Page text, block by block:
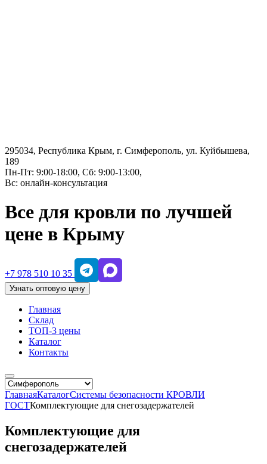
295034, Республика Крым, г. Симферополь, ул. Куйбышева,
189
Пн-Пт: 9:00-18:00, Сб: 9:00-13:00,
Вс: онлайн-консультация
Все для кровли по лучшей
цене в Крыму
+7 978 510 10 35
Узнать оптовую цену
Главная
Склад
ТОП-3 цены
Каталог
Контакты
ГлавнаяКаталогСистемы безопасности КРОВЛИ
ГОСТКомплектующие для снегозадержателей
Комплектующие для
снегозадержателей